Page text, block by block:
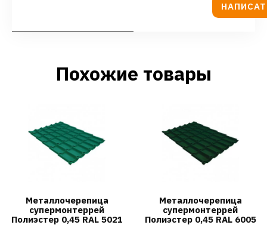
Похожие товары
Металлочерепица
супермонтеррей
Полиэстер 0,45 RAL 5021
Металлочерепица
супермонтеррей
Полиэстер 0,45 RAL 6005